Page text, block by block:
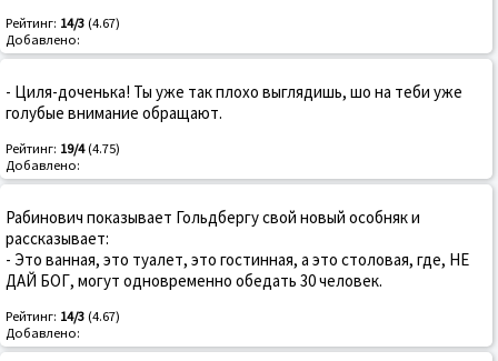
Рейтинг: 14/3 (4.67)
Добавлено:
- Циля-доченька! Ты уже так плохо выглядишь, шо на теби уже
голубые внимание обращают.
Рейтинг: 19/4(4.75)
Добавлено:
Рабинович показывает Гольдбергу свой новый особняк и
рассказывает:
- Это ванная, это туалет, это гостинная, а это столовая, где, НЕ
ДАЙ БОГ, могут одновременно обедать 30 человек.
Рейтинг: 14/3 (4.67)
Добавлено: